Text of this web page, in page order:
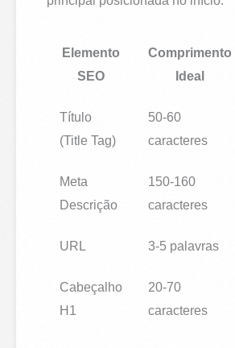
Elemento
SEO
Comprimento
Ideal
Título
(Title Tag)
50-60
caracteres
Meta
Descrição
150-160
caracteres
URL 3-5 palavras
Cabeçalho
H1
20-70
caracteres